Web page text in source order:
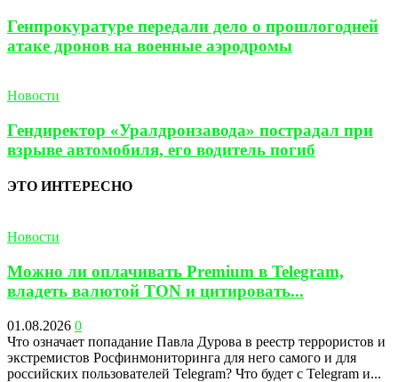
Генпрокуратуре передали дело о прошлогодней
атаке дронов на военные аэродромы
Новости
Гендиректор «Уралдронзавода» пострадал при
взрыве автомобиля, его водитель погиб
ЭТО ИНТЕРЕСНО
Новости
Можно ли оплачивать Premium в Telegram,
владеть валютой TON и цитировать...
01.08.2026 0
Что означает попадание Павла Дурова в реестр террористов и
экстремистов Росфинмониторинга для него самого и для
российских пользователей Telegram? Что будет с Telegram и...